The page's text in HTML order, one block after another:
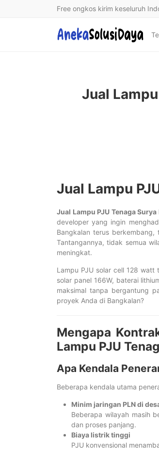
Free ongkos kirim keseluruh
Jual
Jual Lampu
Jual Lampu PJU Tenaga
developer yang ingin
Bangkalan terus
Tantangannya, tidak semua
meningkat.
Lampu PJU solar cell 128 watt
solar panel 166W, baterai
maksimal tanpa bergantung
proyek Anda di Bangkalan?
Mengapa
Lampu PJU
Apa Kendala
Beberapa kendala utama
Minim jaringan PLN di
Beberapa wilayah masih
dan proses panjang.
Biaya listrik tinggi
PJU konvensional